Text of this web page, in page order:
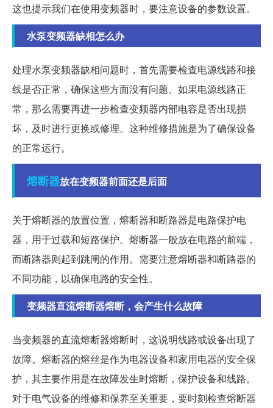
这也提示我们在使用变频器时，要注意设备的参数设置。
水泵变频器缺相怎么办
处理水泵变频器缺相问题时，首先需要检查电源线路和接
线是否正常，确保这些方面没有问题。如果电源线路正
常，那么需要再进一步检查变频器内部电容是否出现损
坏，及时进行更换或修理。这种维修措施是为了确保设备
的正常运行。
熔断器放在变频器前面还是后面
关于熔断器的放置位置，熔断器和断路器是电路保护电
器，用于过载和短路保护。熔断器一般放在电路的前端，
而断路器则起到跳闸的作用。需要注意熔断器和断路器的
不同功能，以确保电路的安全性。
变频器直流熔断器熔断，会产生什么故障
当变频器的直流熔断器熔断时，这说明线路或设备出现了
故障。熔断器的熔丝是作为电器设备和家用电器的安全保
护，其主要作用是在故障发生时熔断，保护设备和线路。
对于电气设备的维修和保养至关重要，要时刻检查熔断器